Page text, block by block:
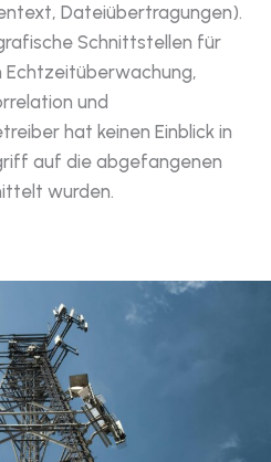
Dateiübertragungen).
Schnittstellen für
und
hat keinen Einblick in
auf die abgefangenen
wurden.